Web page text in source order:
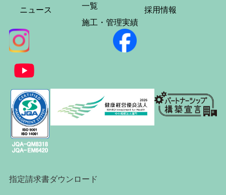
ニュース
一覧
施工・管理実績
採用情報
指定請求書ダウンロード